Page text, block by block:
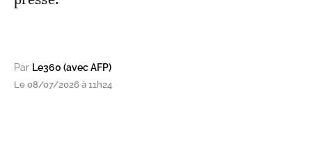
Par Le360 (avec AFP)
Le 08/07/2026 à 11h24